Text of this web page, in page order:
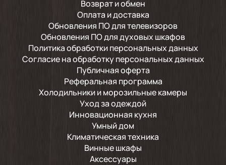
Возврат и обмен
Оплата и доставка
Обновления ПО для телевизоров
Обновления ПО для духовых шкафов
Политика обработки персональных данных
Согласие на обработку персональных данных
Публичная оферта
Реферальная программа
Холодильники и морозильные камеры
Уход за одеждой
Инновационная кухня
Умный дом
Климатическая техника
Винные шкафы
Аксессуары